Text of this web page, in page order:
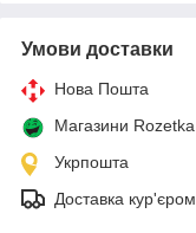
Умови доставки
Нова Пошта
Магазини Rozetka
Укрпошта
Доставка кур'єром